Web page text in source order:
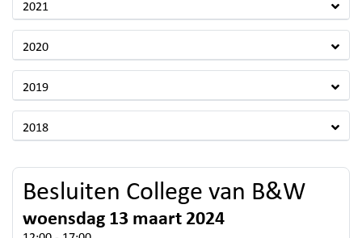
2021
2020
2019
2018
Besluiten College van B&W
woensdag 13 maart 2024